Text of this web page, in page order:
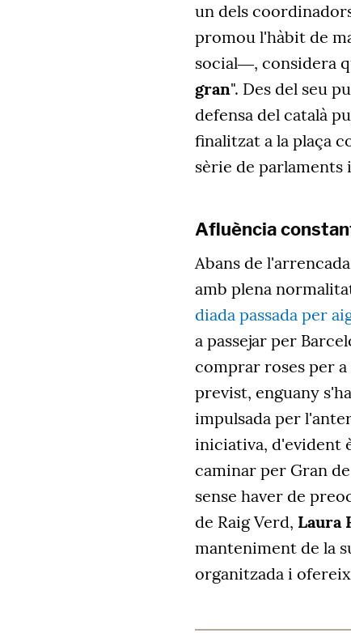
un dels
promou l'hàbit de
social―, considera
gran". Des del seu
defensa del català
finalitzat a la plaça
sèrie de parlaments
Afluència
Abans de
amb plena
diada passada per
a passejar per
comprar roses per a
previst, enguany
impulsada per
iniciativa, d'evident
caminar per Gran
sense haver de
de Raig Verd, Laura
manteniment de la
organitzada i